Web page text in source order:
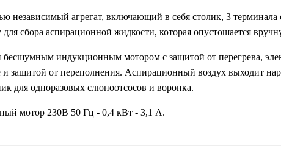
независимый агрегат, включающий в себя столик, 3
для сбора аспирационной жидкости, которая опустошается
индукционным мотором с защитой от перегрева,
и защитой от переполнения. Аспирационный воздух выходит
для одноразовых слюноотсосов и воронка.
мотор 230В 50 Гц - 0,4 кВт - 3,1 A.